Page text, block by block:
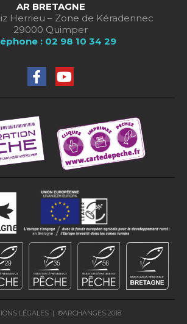
AR BRETAGNE
Herrieu – Zone de Kéradennec
29000 Quimper
: 02 98 10 34 29
LÉGALES| ©ARCHANGES 2018